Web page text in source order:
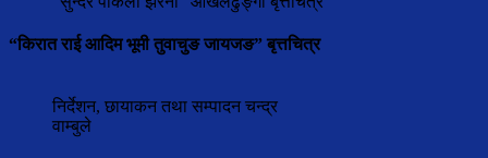
“किरात राई आदिम भूमी तुवाचुङ जायजङ” बृत्तचित्र
निर्देशन, छायाकन तथा सम्पादन चन्द्र
वाम्बुले